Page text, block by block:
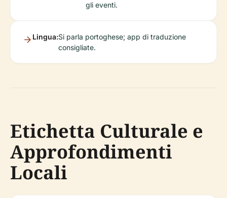
gli eventi.
Lingua:Si parla portoghese; app di traduzione
consigliate.
Etichetta Culturale e
Approfondimenti
Locali